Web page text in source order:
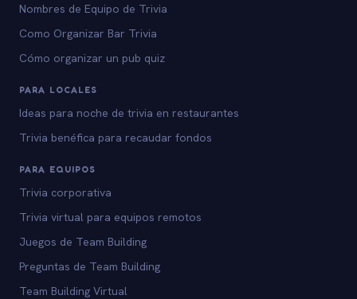
Nombres de Equipo de Trivia
Como Organizar Bar Trivia
Cómo organizar un pub quiz
PARA LOCALES
Ideas para noche de trivia en restaurantes
Trivia benéfica para recaudar fondos
PARA EQUIPOS
Trivia corporativa
Trivia virtual para equipos remotos
Juegos de Team Building
Preguntas de Team Building
Team Building Virtual